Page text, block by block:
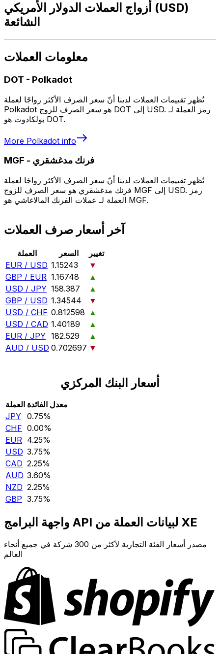
أزواج العملات الدولار الأمريكي (USD)
الشائعة
معلومات العملات
DOT - Polkadot
تُظهر تقييمات العملات لدينا أنّ سعر الصرف الأكثر رواجًا لعملة
Polkadot هو سعر الصرف للزوج DOT إلى USD. رمز العملة لـ
بولكادوت هو DOT.
More Polkadot info
MGF - فرنك مدغشقري
تُظهر تقييمات العملات لدينا أنّ سعر الصرف الأكثر رواجًا لعملة
فرنك مدغشقري هو سعر الصرف للزوج MGF إلى USD. رمز
العملة لـ عملات الفرنك المالاغاشي هو MGF.
آخر أسعار صرف العملات
العملة السعر
تغيير
EUR / USD 1.15243
▼
GBP / EUR 1.16748
▲
USD / JPY 158.387
▲
GBP / USD 1.34544
▼
USD / CHF 0.812598
▲
USD / CAD 1.40189
▲
EUR / JPY 182.529
▲
AUD / USD 0.702697 ▼
أسعار البنك المركزي
العملة معدل الفائدة
JPY 0.75‎%‎
CHF 0.00‎%‎
EUR 4.25‎%‎
USD 3.75‎%‎
CAD 2.25‎%‎
AUD 3.60‎%‎
NZD 2.25‎%‎
GBP 3.75‎%‎
واجهة البرامج API لبيانات العملة من XE
مصدر أسعار الفئة التجارية لأكثر من 300 شركة في جميع أنحاء
العالم